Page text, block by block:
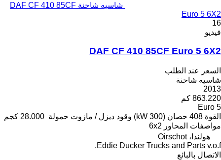
شاسيه شاحنة DAF CF 410 85CF
Euro 5 6X2
16
فيديو
DAF CF 410 85CF Euro 5 6X2
السعر عند الطلب
شاسيه شاحنة
2013
863.220 كم
Euro 5
القوة 408 حصان (300 kW) وقود ديزل / مازوت حمولة 28.000 كجم
مواصفات المحاور 6x2
هولندا، Oirschot
Eddie Ducker Trucks and Parts v.o.f.
الاتصال بالبائع